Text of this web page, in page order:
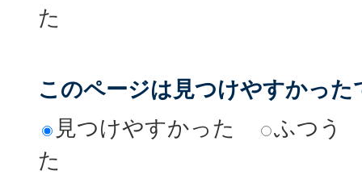
た
このページは見つけやすかった
見つけやすかった
ふつう
た